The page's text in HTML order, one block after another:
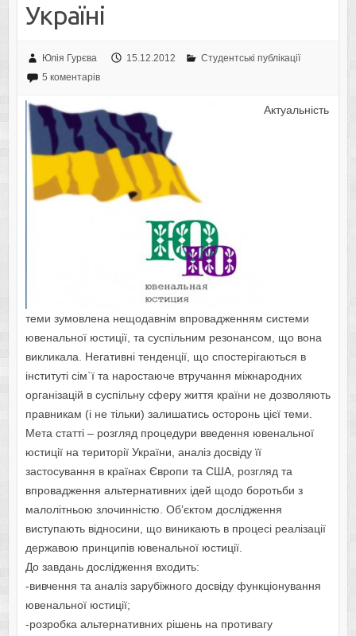
Україні
Юлія Гурєва 15.12.2012
Студентські публікації
5 коментарів
Актуальність
теми зумовлена нещодавнім впровадженням системи
ювенальної юстиції, та суспільним резонансом, що вона
викликала. Негативні тенденції, що спостерігаються в
інституті сім`ї та наростаюче втручання міжнародних
організацій в суспільну сферу життя країни не дозволяють
правникам (і не тільки) залишатись осторонь цієї теми.
Мета статті – розгляд процедури введення ювенальної
юстиції на території України, аналіз досвіду її
застосування в країнах Європи та США, розгляд та
впровадження альтернативних ідей щодо боротьби з
малолітньою злочинністю. Об’єктом дослідження
виступають відносини, що виникають в процесі реалізації
державою принципів ювенальної юстиції.
До завдань дослідження входить:
-вивчення та аналіз зарубіжного досвіду функціонування
ювенальної юстиції;
-розробка альтернативних рішень на противагу